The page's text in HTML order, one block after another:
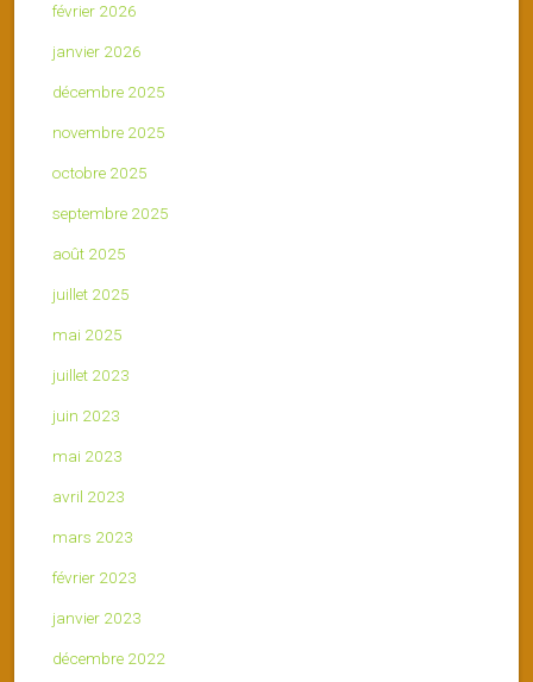
février 2026
janvier 2026
décembre 2025
novembre 2025
octobre 2025
septembre 2025
août 2025
juillet 2025
mai 2025
juillet 2023
juin 2023
mai 2023
avril 2023
mars 2023
février 2023
janvier 2023
décembre 2022